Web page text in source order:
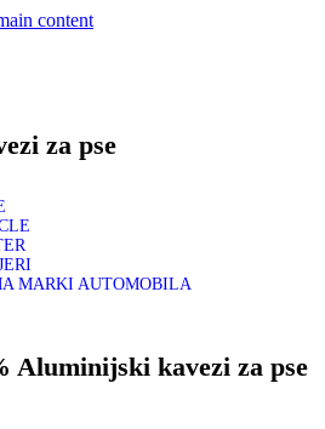
content
za pse
MARKI AUTOMOBILA
Aluminijski kavezi za pse